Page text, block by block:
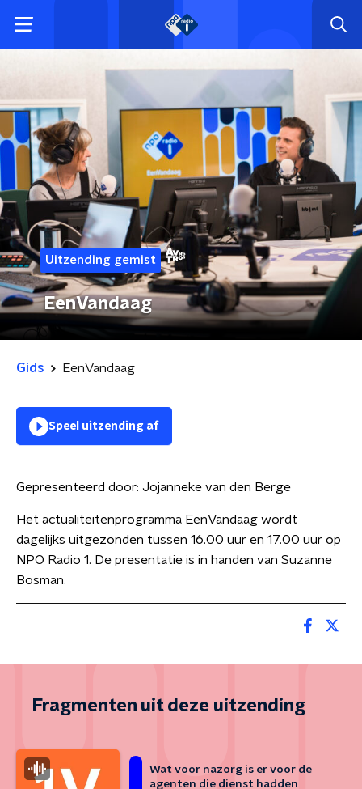
Uitzending gemist
EenVandaag
Gids EenVandaag
Speel uitzending af
Gepresenteerd door: Jojanneke van den Berge
Het actualiteitenprogramma EenVandaag wordt
dagelijks uitgezonden tussen 16.00 uur en 17.00 uur op
NPO Radio 1. De presentatie is in handen van Suzanne
Bosman.
Fragmenten uit deze uitzending
Wat voor nazorg is er voor de
agenten die dienst hadden